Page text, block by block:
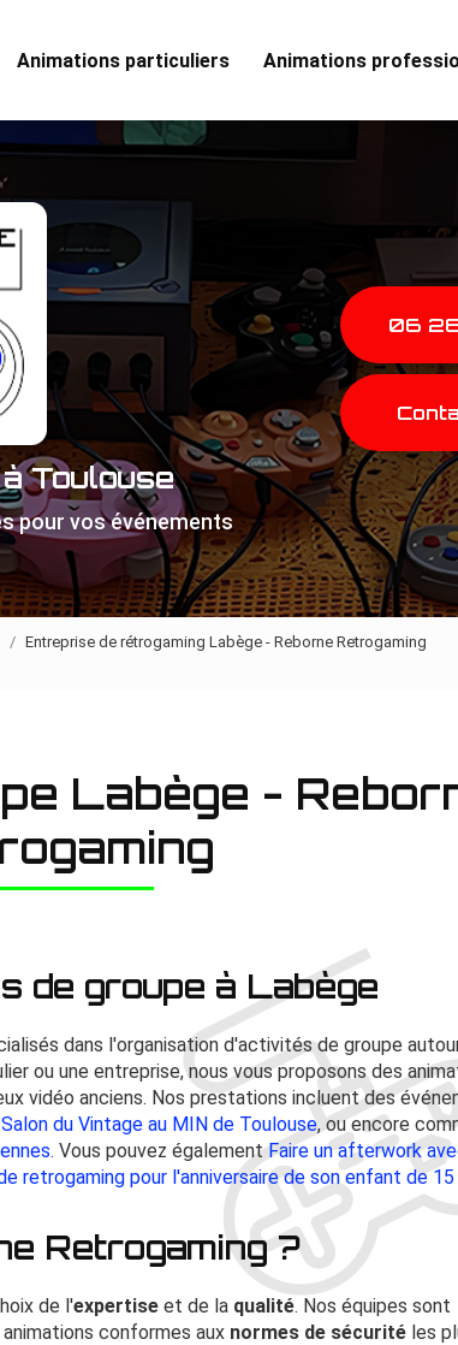
Animations particuliers Animations
Toulouse
pour vos événements
06
Entreprise de rétrogaming Labège - Reborne Retrogaming
Labège -
de groupe à Labège
dans l'organisation d'activités de groupe
ou une entreprise, nous vous proposons des
vidéo anciens. Nos prestations incluent des
du Vintage au MIN de Toulouse, ou encore
. Vous pouvez égalementFaire un afterwork
retrogaming pour l'anniversaire de son enfant de 15
Retrogaming ?
de l'expertise et de la qualité. Nos équipes sont
conformes aux normes de sécurité les